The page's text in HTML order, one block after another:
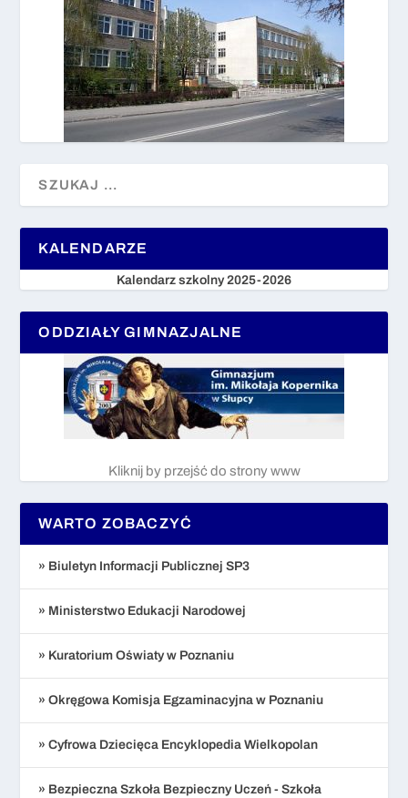
KALENDARZE
Kalendarz szkolny 2025-2026
ODDZIAŁY GIMNAZJALNE
Kliknij by przejść do strony www
WARTO ZOBACZYĆ
» Biuletyn Informacji Publicznej SP3
» Ministerstwo Edukacji Narodowej
» Kuratorium Oświaty w Poznaniu
» Okręgowa Komisja Egzaminacyjna w Poznaniu
» Cyfrowa Dziecięca Encyklopedia Wielkopolan
» Bezpieczna Szkoła Bezpieczny Uczeń - Szkoła